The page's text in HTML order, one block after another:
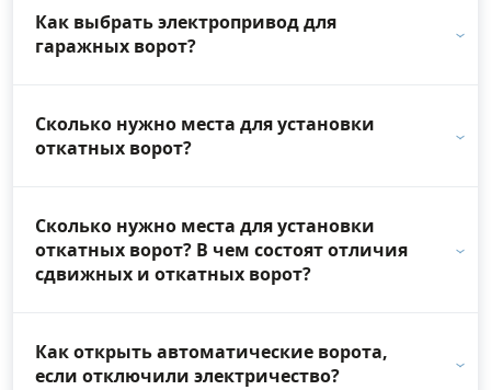
Как выбрать электропривод для
гаражных ворот?
Сколько нужно места для установки
откатных ворот?
Сколько нужно места для установки
откатных ворот? В чем состоят отличия
сдвижных и откатных ворот?
Как открыть автоматические ворота,
если отключили электричество?